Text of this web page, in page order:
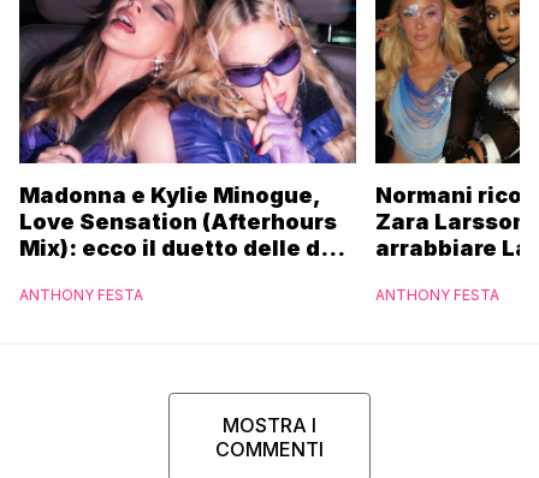
Madonna e Kylie Minogue,
Love Sensation (Afterhours
Mix): ecco il duetto delle due
ANTHONY FESTA
Normani
Zara Larsson
arrabbiare
ANTHONY FESTA
MOSTRA I
COMMENTI